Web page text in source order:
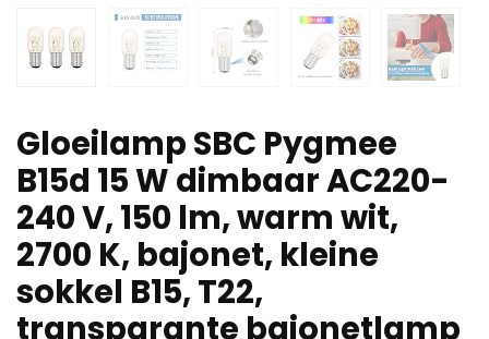
Gloeilamp SBC Pygmee
B15d 15 W dimbaar AC220-
240 V, 150 lm, warm wit,
2700 K, bajonet, kleine
sokkel B15, T22,
transparante bajonetlamp